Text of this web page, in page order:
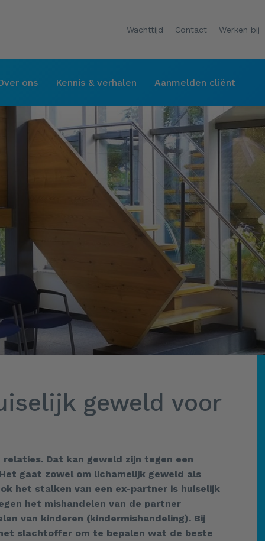
Wachttijd Contact Werken bij
ons Kennis & verhalen Aanmelden cliënt
geweld voor
Dat kan geweld zijn tegen een
gaat zowel om lichamelijk geweld als
het stalken van een ex-partner is huiselijk
het mishandelen van de partner
van kinderen (kindermishandeling). Bij
slachtoffer om te bepalen wat de beste